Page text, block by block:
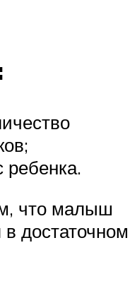
что малыш
достаточном